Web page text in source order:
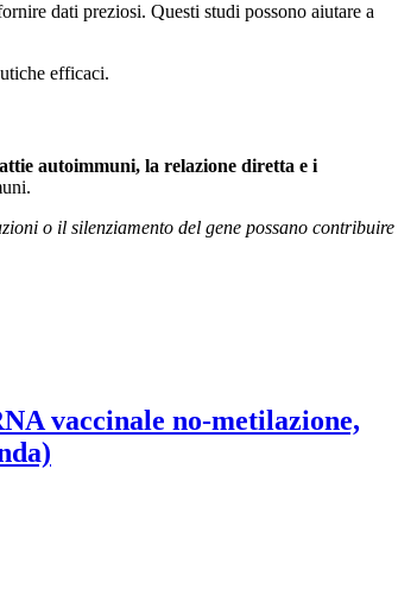
dati preziosi. Questi studi possono aiutare a
efficaci.
autoimmuni, la relazione diretta e i
o il silenziamento del gene possano contribuire
vaccinale no-metilazione,